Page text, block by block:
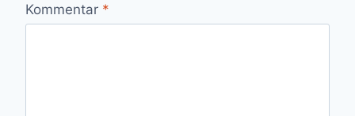
Kommentar *